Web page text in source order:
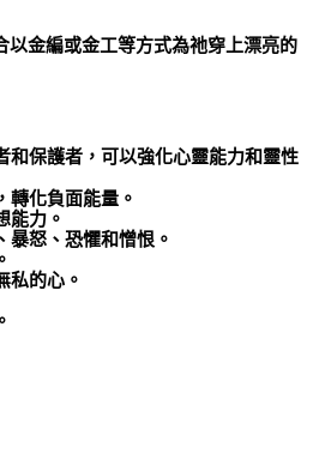
上)免運費
上)免運費
以金編或金工等方式為祂穿上漂亮的
和保護者，可以強化心靈能力和靈性
轉化負面能量。
能力。
暴怒、恐懼和憎恨。
私的心。